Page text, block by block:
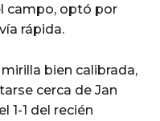
campo, optó por
rápida.
bien calibrada,
cerca de Jan
1-1 del recién